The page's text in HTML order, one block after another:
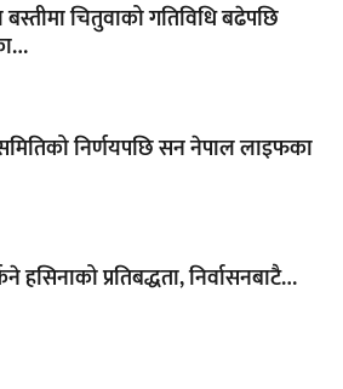
चितुवाको गतिविधि बढेपछि
निर्णयपछि सन नेपाल लाइफका
हसिनाको प्रतिबद्धता, निर्वासनबाटै…